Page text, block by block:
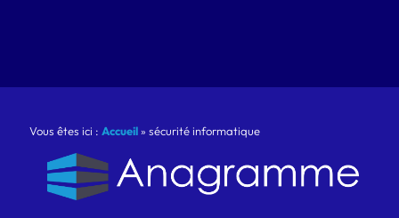
Vous êtes ici : Accueil» sécurité informatique